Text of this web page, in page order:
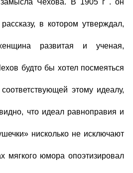
замысла Чехова. В 1905 г . он
в котором утверждал,
развитая и ученая,
будто бы хотел посмеяться
этому идеалу,
что идеал равноправия и
нисколько не исключают
мягкого юмора опоэтизировал